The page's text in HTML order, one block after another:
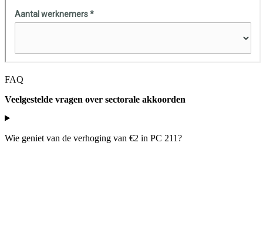
FAQ
Veelgestelde vragen over sectorale akkoorden
Wie geniet van de verhoging van €2 in PC 211?